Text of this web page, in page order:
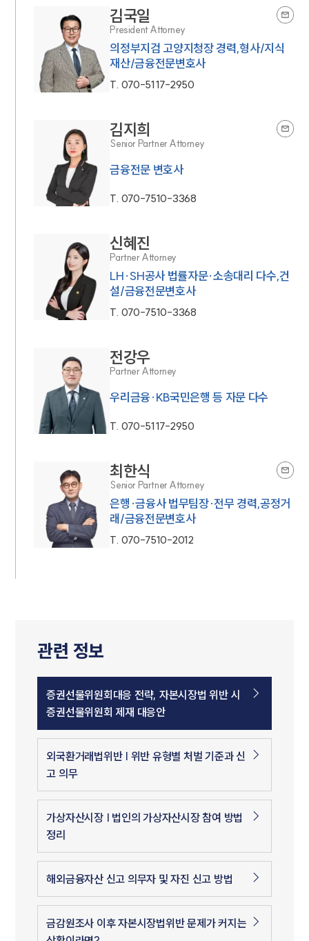
김국일
President Attorney
의정부지검 고양지청장 경력,형사/지식
재산/금융전문변호사
T. 070-5117-2950
김지희
Senior Partner Attorney
금융전문 변호사
T. 070-7510-3368
신혜진
Partner Attorney
LH·SH공사 법률자문·소송대리 다수,건
설/금융전문변호사
T. 070-7510-3368
전강우
Partner Attorney
우리금융·KB국민은행 등 자문 다수
T. 070-5117-2950
최한식
Senior Partner Attorney
은행·금융사 법무팀장·전무 경력,공정거
래/금융전문변호사
T. 070-7510-2012
관련 정보
증권선물위원회대응 전략, 자본시장법 위반 시
증권선물위원회 제재 대응안
외국환거래법위반 | 위반 유형별 처벌 기준과 신
고 의무
가상자산시장 | 법인의 가상자산시장 참여 방법
정리
해외금융자산 신고 의무자 및 자진 신고 방법
금감원조사 이후 자본시장법위반 문제가 커지는